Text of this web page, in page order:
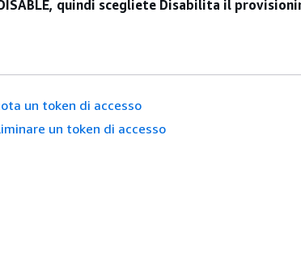
quindi scegliete Disabilita il
un token di accesso
un token di accesso